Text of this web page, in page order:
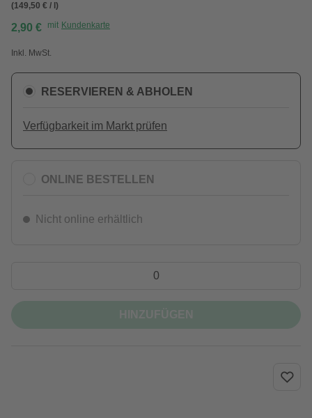
(149,50 € / l)
2,90 € mit Kundenkarte
Inkl. MwSt.
RESERVIEREN & ABHOLEN
Verfügbarkeit im Markt prüfen
ONLINE BESTELLEN
Nicht online erhältlich